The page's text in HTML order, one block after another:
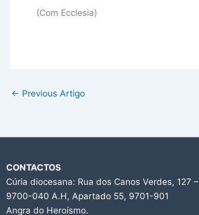
(Com Ecclesia)
← Previous Artigo
CONTACTOS
Cúria diocesana: Rua dos Canos Verdes, 127 –
9700-040 A.H, Apartado 55, 9701-901
Angra do Heroísmo.